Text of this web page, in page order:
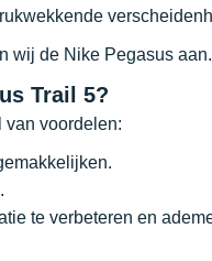
wij de Nike Pegasus aan.
Trail 5?
van voordelen:
te verbeteren en